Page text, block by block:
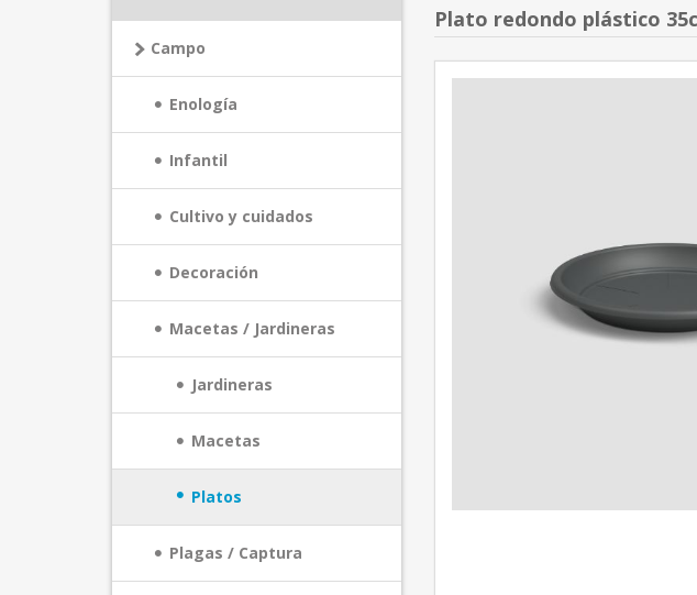
Plato redondo plástico
Campo
Enología
Infantil
Cultivo y cuidados
Decoración
Macetas / Jardineras
Jardineras
Macetas
Platos
Plagas / Captura